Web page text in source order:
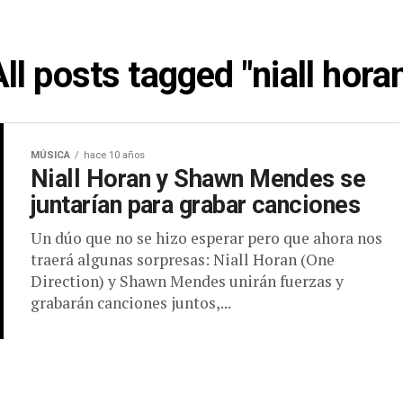
posts tagged "niall
MÚSICA hace 10 años
Niall Horan y Shawn Mendes se
juntarían para grabar canciones
Un dúo que no se hizo esperar pero que ahora nos
traerá algunas sorpresas: Niall Horan (One
Direction) y Shawn Mendes unirán fuerzas y
grabarán canciones juntos,...